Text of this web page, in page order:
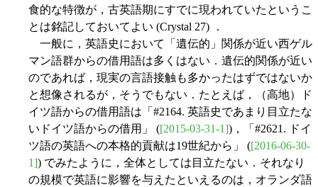
食的な特徴が，古英語期にすでに現われていたというこ
とは銘記しておいてよい (Crystal 27) ．
一般に，英語史において「遺伝的」関係が近い西ゲル
マン語群からの借用語は多くはない．遺伝的関係が近い
のであれば，現実の言語接触も多かったはずではないか
と想像されるが，そうでもない．たとえば，（高地）ド
イツ語からの借用語は「#2164. 英語史であまり目立たな
いドイツ語からの借用」 ([2015-03-31-1])，「#2621. ドイ
ツ語の英語への本格的貢献は19世紀から」 ([2016-06-30-
1]) でみたように，全体としては目立たない．それなり
の規模で英語に影響を与えたといえるのは，オランダ語